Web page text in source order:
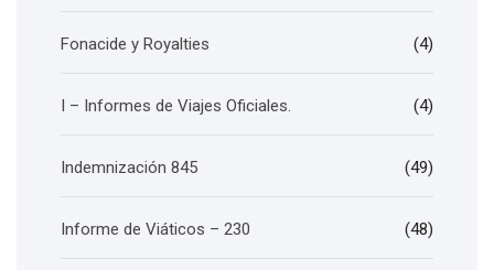
Fonacide y Royalties (4)
I – Informes de Viajes Oficiales. (4)
Indemnización 845 (49)
Informe de Viáticos – 230 (48)